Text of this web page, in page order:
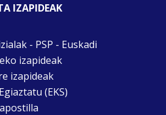
IZAPIDEAK
- PSP - Euskadi
izapideak
izapideak
(EKS)